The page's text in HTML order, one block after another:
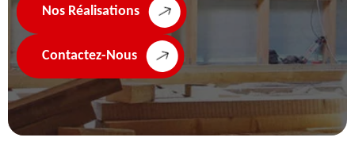
Nos Réalisations
Contactez-Nous